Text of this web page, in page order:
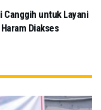
Canggih untuk Layani
Diakses